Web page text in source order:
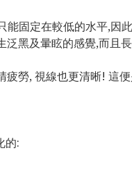
固定在較低的水平,因
黑及暈眩的感覺,而且
勞, 視線也更清晰! 這
的: